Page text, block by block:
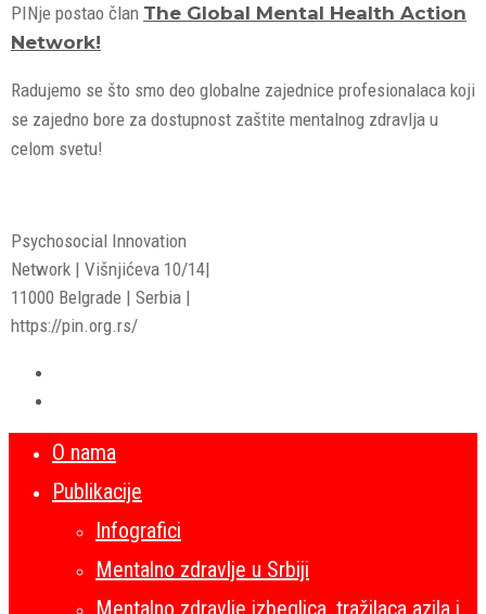
PINje postao član The Global Mental Health Action
Network!
Radujemo se što smo deo globalne zajednice profesionalaca koji
se zajedno bore za dostupnost zaštite mentalnog zdravlja u
celom svetu!
Psychosocial Innovation
Network | Višnjićeva 10/14|
11000 Belgrade | Serbia |
https://pin.org.rs/
O nama
Publikacije
Infografici
Mentalno zdravlje u Srbiji
Mentalno zdravlje izbeglica, tražilaca azila i